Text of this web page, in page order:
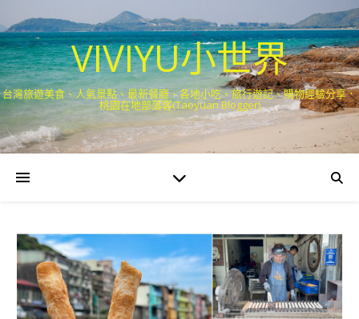
VIVIYU小世界
台灣旅遊美食、人氣景點、最新餐廳、各地小吃、旅行遊記、購物經驗分享．
桃園在地部落客(Taoyuan Blogger)